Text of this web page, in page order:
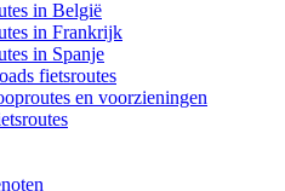
in België
in Frankrijk
in Spanje
fietsroutes
en voorzieningen